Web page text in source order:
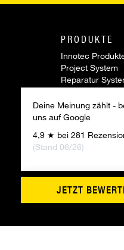
Deine Meinung zählt -
uns auf Google
4,9 ★ bei 281
(Stand 06/26)
JETZT
PRODUKTE
Innotec
Project System
Reparatur
Zubehör
Sonderartikel
Innovationen
©2026